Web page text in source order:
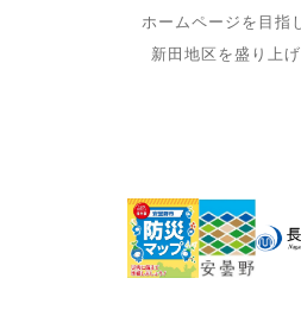
ホームページを目指
新田地区を盛り上